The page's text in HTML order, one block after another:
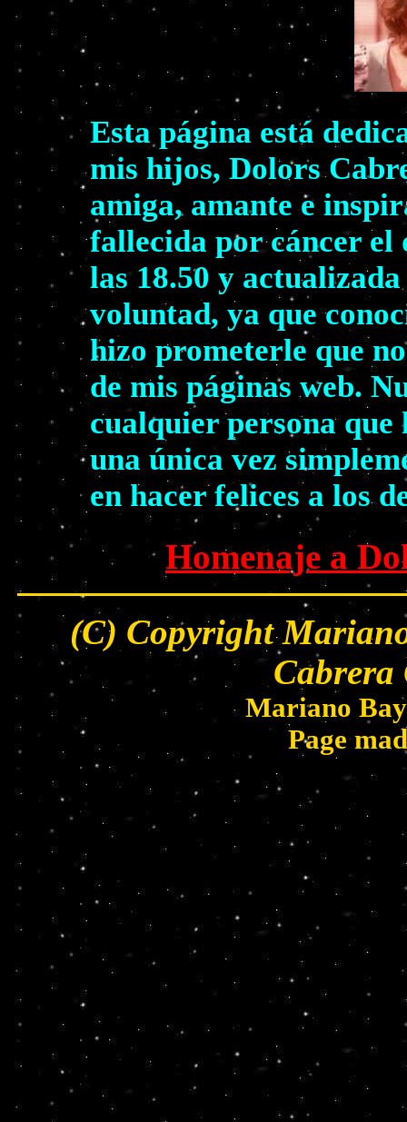
Esta página está
mis hijos, Dolors
amiga, amante e
fallecida por cáncer el
las 18.50 y
voluntad, ya que
hizo prometerle que
de mis páginas web.
cualquier persona
una única vez
en hacer felices a los
Homenaje a
(C) Copyright
Cabrera
Mariano
Page